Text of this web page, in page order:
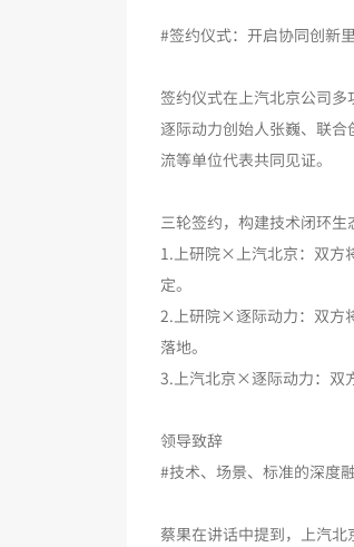
#签约仪式：开启协同创新
签约仪式在上汽北京公司
逐际动力创始人张巍、联
流等单位代表共同见证。
三轮签约，构建技术闭环生
1.上研院×上汽北京：双方
定。
2.上研院×逐际动力：双方
落地。
3.上汽北京×逐际动力：双
领导致辞
#技术、场景、标准的深度
蔡果在讲话中提到，上汽